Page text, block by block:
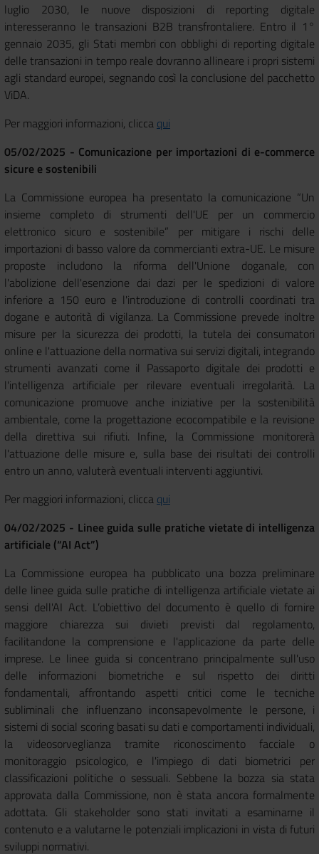
luglio 2030, le nuove disposizioni di reporting digitale
interesseranno le transazioni B2B transfrontaliere. Entro il 1°
gennaio 2035, gli Stati membri con obblighi di reporting digitale
delle transazioni in tempo reale dovranno allineare i propri sistemi
agli standard europei, segnando così la conclusione del pacchetto
ViDA.
Per maggiori informazioni, clicca qui
05/02/2025 - Comunicazione per importazioni di e-commerce
sicure e sostenibili
La Commissione europea ha presentato la comunicazione “Un
insieme completo di strumenti dell'UE per un commercio
elettronico sicuro e sostenibile” per mitigare i rischi delle
importazioni di basso valore da commercianti extra-UE. Le misure
proposte includono la riforma dell'Unione doganale, con
l'abolizione dell'esenzione dai dazi per le spedizioni di valore
inferiore a 150 euro e l'introduzione di controlli coordinati tra
dogane e autorità di vigilanza. La Commissione prevede inoltre
misure per la sicurezza dei prodotti, la tutela dei consumatori
online e l'attuazione della normativa sui servizi digitali, integrando
strumenti avanzati come il Passaporto digitale dei prodotti e
l'intelligenza artificiale per rilevare eventuali irregolarità. La
comunicazione promuove anche iniziative per la sostenibilità
ambientale, come la progettazione ecocompatibile e la revisione
della direttiva sui rifiuti. Infine, la Commissione monitorerà
l'attuazione delle misure e, sulla base dei risultati dei controlli
entro un anno, valuterà eventuali interventi aggiuntivi.
Per maggiori informazioni, clicca qui
04/02/2025 - Linee guida sulle pratiche vietate di intelligenza
artificiale (“AI Act”)
La Commissione europea ha pubblicato una bozza preliminare
delle linee guida sulle pratiche di intelligenza artificiale vietate ai
sensi dell'AI Act. L’obiettivo del documento è quello di fornire
maggiore chiarezza sui divieti previsti dal regolamento,
facilitandone la comprensione e l'applicazione da parte delle
imprese. Le linee guida si concentrano principalmente sull'uso
delle informazioni biometriche e sul rispetto dei diritti
fondamentali, affrontando aspetti critici come le tecniche
subliminali che influenzano inconsapevolmente le persone, i
sistemi di social scoring basati su dati e comportamenti individuali,
la videosorveglianza tramite riconoscimento facciale o
monitoraggio psicologico, e l'impiego di dati biometrici per
classificazioni politiche o sessuali. Sebbene la bozza sia stata
approvata dalla Commissione, non è stata ancora formalmente
adottata. Gli stakeholder sono stati invitati a esaminarne il
contenuto e a valutarne le potenziali implicazioni in vista di futuri
sviluppi normativi.